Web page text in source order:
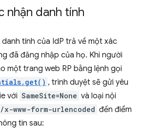
nhận danh tính
tính của IdP trả về một xác
đã đăng nhập của họ. Khi người
một trang web RP bằng lệnh gọi
, trình duyệt sẽ gửi yêu
với SameSite=None và loại nội
www-form-urlencoded đến điểm
tin sau: